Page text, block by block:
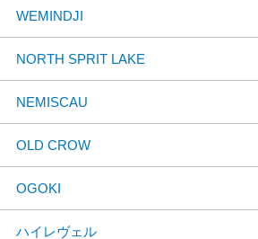
WEMINDJI
NORTH SPRIT LAKE
NEMISCAU
OLD CROW
OGOKI
ハイレヴェル